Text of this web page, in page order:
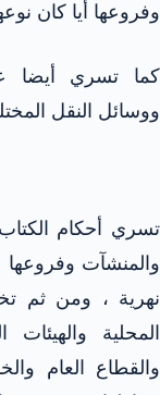
وفروعها أيا كان
كما تسري أيضا
ووسائل النقل
تسري أحكام
والمنشآت وفروعها
نهرية ، ومن ثم
المحلية والهيئات
والقطاع العام